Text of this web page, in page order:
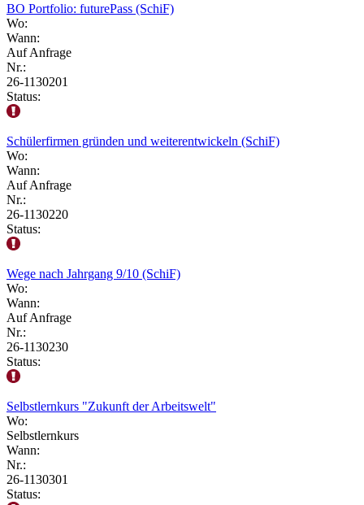
BO Portfolio: futurePass (SchiF)
Wo:
Wann:
Auf Anfrage
Nr.:
26-1130201
Status:
Schülerfirmen gründen und weiterentwickeln (SchiF)
Wo:
Wann:
Auf Anfrage
Nr.:
26-1130220
Status:
Wege nach Jahrgang 9/10 (SchiF)
Wo:
Wann:
Auf Anfrage
Nr.:
26-1130230
Status:
Selbstlernkurs "Zukunft der Arbeitswelt"
Wo:
Selbstlernkurs
Wann:
Nr.:
26-1130301
Status: